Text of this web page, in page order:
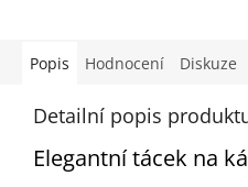
Popis Hodnocení Diskuze
Detailní popis
Elegantní tácek na